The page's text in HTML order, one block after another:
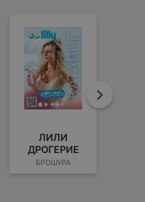
ЛИЛИ
ДРОГЕРИЕ
БРОШУРА